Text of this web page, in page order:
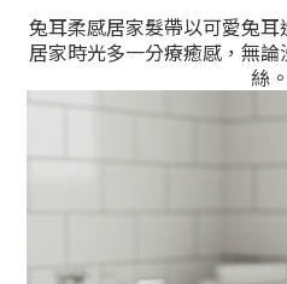
兔耳柔感居家髮帶以可愛兔
居家時光多一分療癒感，無
絲。